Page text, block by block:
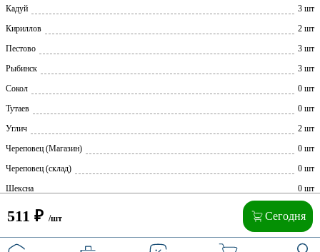
Кадуй
3 шт
Кириллов
2 шт
Пестово
3 шт
Рыбинск
3 шт
Сокол
0 шт
Тутаев
0 шт
Углич
2 шт
Череповец (Магазин)
0 шт
Череповец (склад)
0 шт
Шексна
0 шт
511 ₽ /шт Сегодня